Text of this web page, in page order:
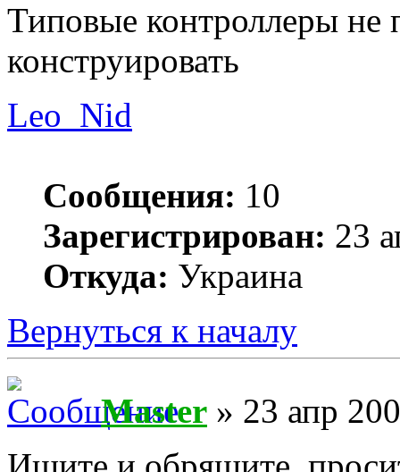
Типовые контроллеры не
конструировать
Leo_Nid
Сообщения: 10
Зарегистрирован: 23
Откуда: Украина
Вернуться к началу
Master » 23 апр